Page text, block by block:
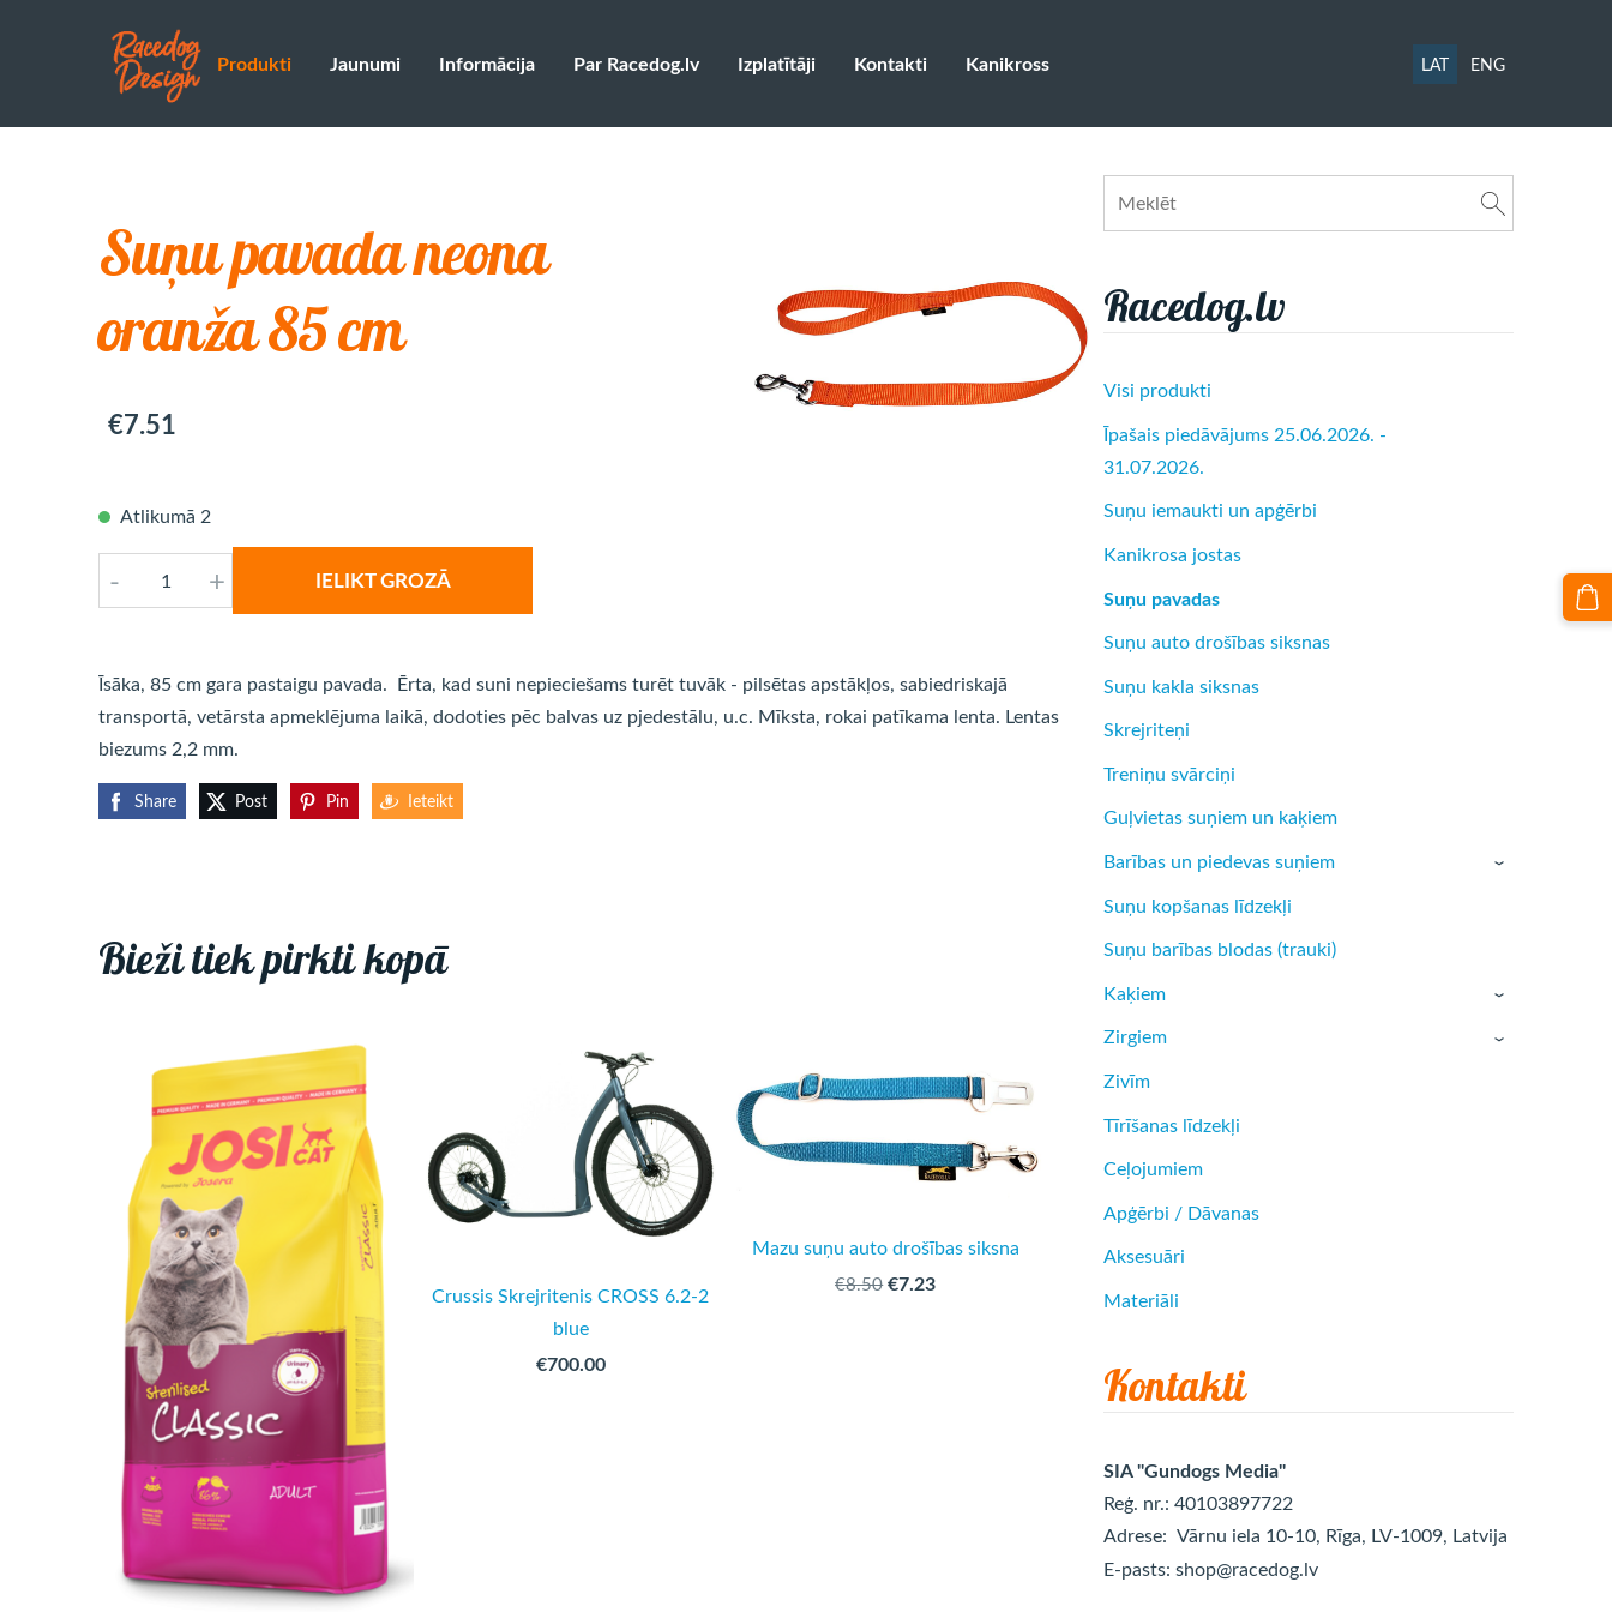
Produkti Jaunumi Informācija Par Racedog.lv Izplatītāji Kontakti Kanikross LAT ENG
Racedog.lv
Visi produkti
Īpašais piedāvājums 25.06.2026. -
31.07.2026.
Suņu iemaukti un apģērbi
Kanikrosa jostas
Suņu pavadas
Suņu auto drošības siksnas
Suņu kakla siksnas
Skrejriteņi
Treniņu svārciņi
Guļvietas suņiem un kaķiem
Barības un piedevas suņiem
›
Suņu kopšanas līdzekļi
Suņu barības blodas (trauki)
Kaķiem
›
Zirgiem ›
Zivīm
Tīrīšanas līdzekļi
Ceļojumiem
Apģērbi / Dāvanas
Aksesuāri
Materiāli
Kontakti
SIA "Gundogs Media"
Reģ. nr.: 40103897722
Adrese: Vārnu iela 10-10, Rīga, LV-1009, Latvija
E-pasts: shop@racedog.lv
Suņu pavada neona
oranža 85 cm
€7.51
Atlikumā 2
- + IELIKT GROZĀ
Īsāka, 85 cm gara pastaigu pavada. Ērta, kad suni nepieciešams turēt tuvāk - pilsētas apstākļos, sabiedriskajā
transportā, vetārsta apmeklējuma laikā, dodoties pēc balvas uz pjedestālu, u.c. Mīksta, rokai patīkama lenta. Lentas
biezums 2,2 mm.
Share Post Pin Ieteikt
Bieži tiek pirkti kopā
Crussis Skrejritenis CROSS 6.2-2
blue
€700.00
Mazu suņu auto drošības siksna
€8.50 €7.23